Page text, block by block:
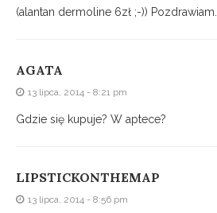
(alantan dermoline 6zł ;-)) Pozdrawiam.
AGATA
13 lipca, 2014 - 8:21 pm
Gdzie się kupuje? W aptece?
LIPSTICKONTHEMAP
13 lipca, 2014 - 8:56 pm